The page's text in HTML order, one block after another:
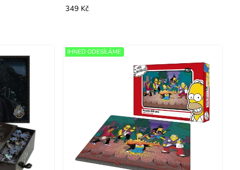
349 Kč
IHNED ODESÍLÁME